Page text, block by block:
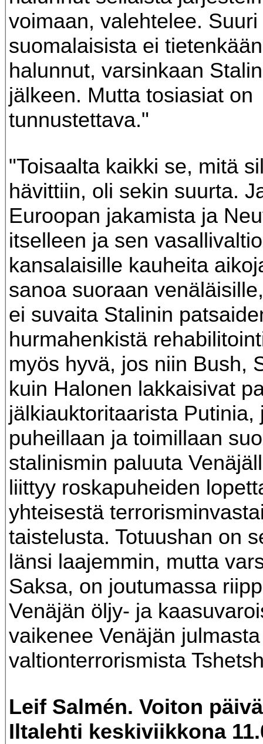
voimaan, valehtelee.
suomalaisista ei
halunnut, varsinkaan
jälkeen. Mutta tosiasiat on
tunnustettava."
"Toisaalta kaikki se, mitä
hävittiin, oli sekin suurta.
Euroopan jakamista ja
itselleen ja sen
kansalaisille kauheita
sanoa suoraan
ei suvaita Stalinin
hurmahenkistä
myös hyvä, jos niin Bush,
kuin Halonen lakkaisivat
jälkiauktoritaarista Putinia,
puheillaan ja toimillaan
stalinismin paluuta
liittyy roskapuheiden
yhteisestä
taistelusta. Totuushan on
länsi laajemmin, mutta
Saksa, on joutumassa
Venäjän öljy- ja
vaikenee Venäjän julmasta
valtionterrorismista
Leif Salmén. Voiton
Iltalehti keskiviikkona